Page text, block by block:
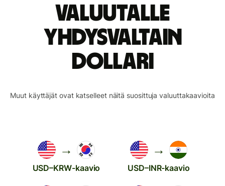
valuutalle
Yhdysvaltain
dollari
Muut käyttäjät ovat katselleet näitä suosittuja valuuttakaavioita
→
USD–KRW-kaavio
→
USD–INR-kaavio